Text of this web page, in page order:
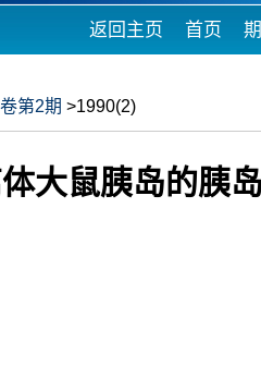
返回主页 首页
第2期 >1990(2)
大鼠胰岛的胰